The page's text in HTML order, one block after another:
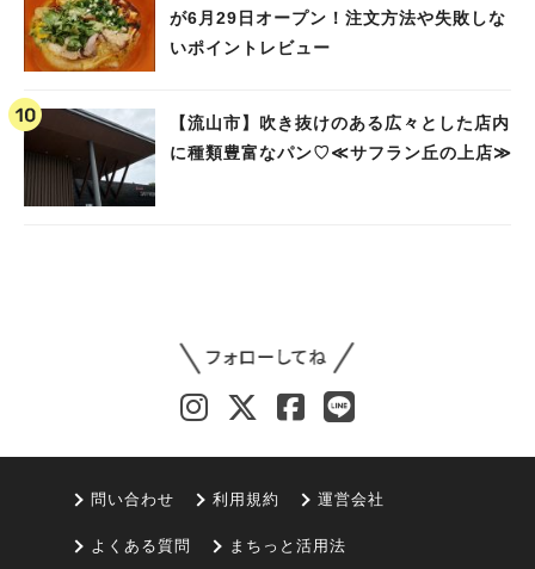
が6月29日オープン！注文方法や失敗しな
いポイントレビュー
【流山市】吹き抜けのある広々とした店内
に種類豊富なパン♡≪サフラン丘の上店≫
問い合わせ 利用規約 運営会社
よくある質問 まちっと活用法